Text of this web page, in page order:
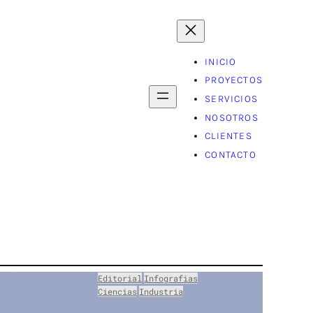
INICIO
PROYECTOS
SERVICIOS
NOSOTROS
CLIENTES
CONTACTO
Editorial Infografias
Ciencias Industria